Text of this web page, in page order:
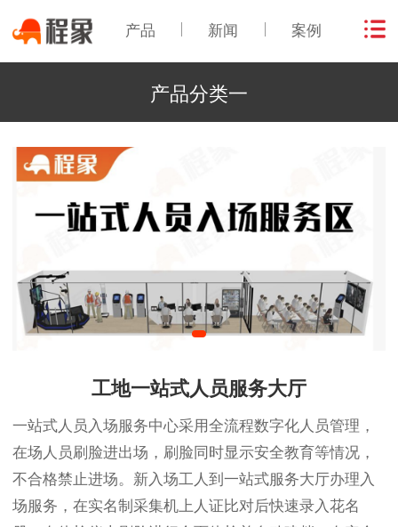
产品 新闻 案例
产品分类一
工地一站式人员服务大厅
一站式人员入场服务中心采用全流程数字化人员管理，
在场人员刷脸进出场，刷脸同时显示安全教育等情况，
不合格禁止进场。新入场工人到一站式服务大厅办理入
场服务，在实名制采集机上人证比对后快速录入花名